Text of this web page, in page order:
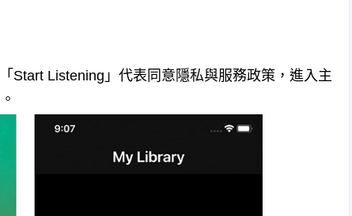
Start Listening」代表同意隱私與服務政策，進入主